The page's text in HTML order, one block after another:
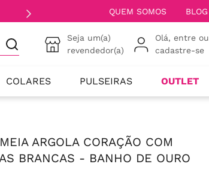
QUEM SOMOS BLOG
Seja um(a)
revendedor(a)
Olá, entre ou
cadastre-se
COLARES PULSEIRAS OUTLET
ARGOLA CORAÇÃO COM
BRANCAS - BANHO DE OURO